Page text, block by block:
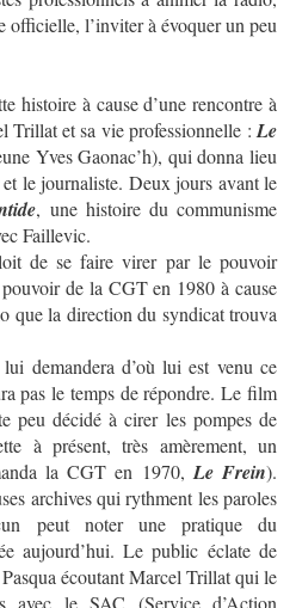
officielle, l’inviter à évoquer un peu
histoire à cause d’une rencontre à
Trillat et sa vie professionnelle : Le
Yves Gaonac’h), qui donna lieu
le journaliste. Deux jours avant le
, une histoire du communisme
Faillevic.
de se faire virer par le pouvoir
de la CGT en 1980 à cause
que la direction du syndicat trouva
demandera d’où lui est venu ce
pas le temps de répondre. Le film
peu décidé à cirer les pompes de
à présent, très amèrement, un
la CGT en 1970, Le Frein).
archives qui rythment les paroles
peut noter une pratique du
aujourd’hui. Le public éclate de
écoutant Marcel Trillat qui le
avec le SAC (Service d’Action